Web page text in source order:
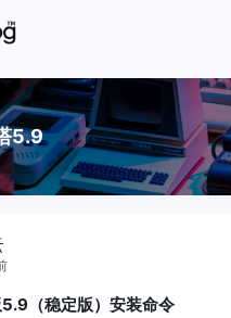
5.9
（稳定版）安装命令